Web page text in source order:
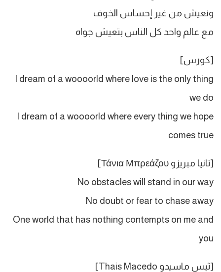
ونعيش من غير إحساس الخوف
مع عالم واحد كل الناس بتعيش جواه
[كورس]
I dream of a woooorld where love is the only thing
we do
I dream of a woooorld where every thing we hope
comes true
[تانيا مبريزو Τάνια Μπρεάζου]
No obstacles will stand in our way
No doubt or fear to chase away
One world that has nothing contempts on me and
you
[ثيس ماسيدو Thais Macedo]